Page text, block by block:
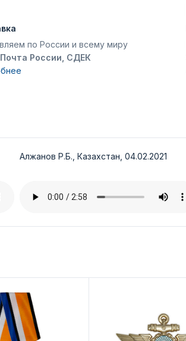
по России и всему миру
Почта России, СДЕК
Алжанов Р.Б., Казахстан, 04.02.2021